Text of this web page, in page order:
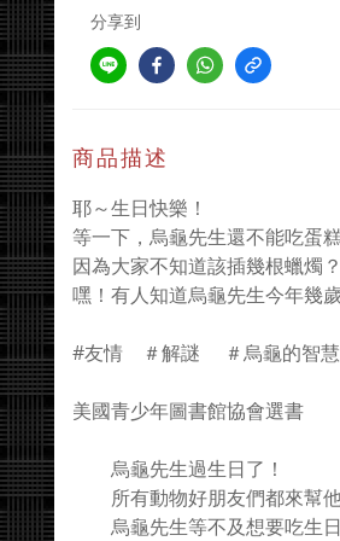
分享到
商品描述
耶～生日快樂！
等一下，烏龜先生還不能吃蛋糕
因為大家不知道該插幾根蠟燭？
嘿！有人知道烏龜先生今年幾
#友情 ＃解謎 ＃烏龜的智慧
美國青少年圖書館協會選書
烏龜先生過生日了！
所有動物好朋友們都來幫他
烏龜先生等不及想要吃生日